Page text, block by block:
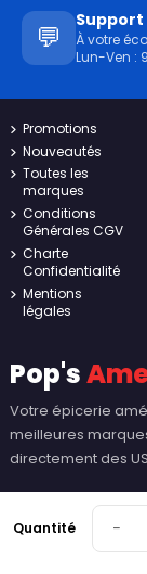
Quantité −
💬
Support
À votre
Lun-Ven :
Promotions
Nouveautés
Toutes les
marques
Conditions
Générales CGV
Charte
Confidentialité
Mentions
légales
Pop's
Votre épicerie
meilleures
directement des